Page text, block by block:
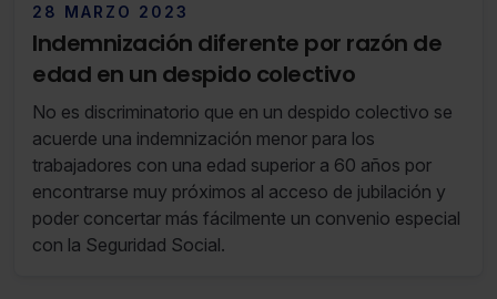
28 MARZO 2023
Indemnización diferente por razón de
edad en un despido colectivo
No es discriminatorio que en un despido colectivo se
acuerde una indemnización menor para los
trabajadores con una edad superior a 60 años por
encontrarse muy próximos al acceso de jubilación y
poder concertar más fácilmente un convenio especial
con la Seguridad Social.